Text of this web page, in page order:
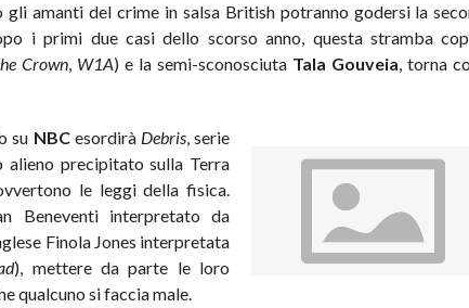
gli amanti del crime in salsa British potranno godersi la
i primi due casi dello scorso anno, questa stramba
Crown, W1A) e la semi-sconosciuta Tala Gouveia, torna
su NBCesordirà Debris, serie
precipitato sulla Terra
le leggi della fisica.
Beneventi interpretato da
Finola Jones interpretata
), mettere da parte le loro
qualcuno si faccia male.